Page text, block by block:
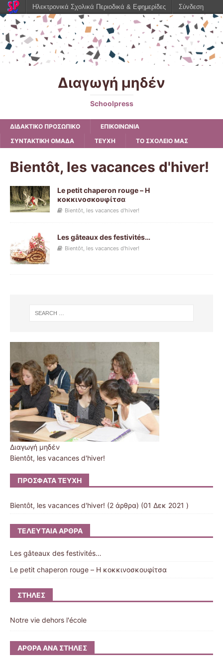
Διαγωγή μηδέν
Schoolpress
ΔΙΔΑΚΤΙΚΟ ΠΡΟΣΩΠΙΚΟ
ΕΠΙΚΟΙΝΩΝΙΑ
ΣΥΝΤΑΚΤΙΚΗ ΟΜΑΔΑ
ΤΕΥΧΗ ΤΟ ΣΧΟΛΕΙΟ ΜΑΣ
Bientôt, les vacances d'hiver!
Le petit chaperon rouge – Η
κοκκινοσκουφίτσα
Bientôt, les vacances d'hiver!
Les gâteaux des festivités…
Bientôt, les vacances d'hiver!
Διαγωγή μηδέν
Bientôt, les vacances d'hiver!
ΠΡΌΣΦΑΤΑ ΤΕΎΧΗ
Bientôt, les vacances d'hiver! (2 άρθρα) (01 Δεκ 2021 )
ΤΕΛΕΥΤΑΊΑ ΆΡΘΡΑ
Les gâteaux des festivités…
Le petit chaperon rouge – Η κοκκινοσκουφίτσα
ΣΤΉΛΕΣ
Notre vie dehors l'école
ΆΡΘΡΑ ΑΝΆ ΣΤΉΛΕΣ
Ηλεκτρονικά Σχολικά Περιοδικά & Εφημερίδες Σύνδεση